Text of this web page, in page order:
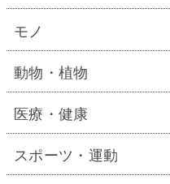
モノ
動物・植物
医療・健康
スポーツ・運動